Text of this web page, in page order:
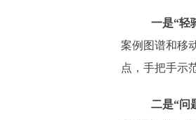
一是“轻
案例图谱和移
点，手把手示
二是“问